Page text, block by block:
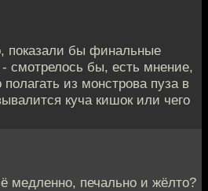
показали бы финальные
смотрелось бы, есть мнение,
из монстрова пуза в
куча кишок или чего
медленно, печально и жёлто?